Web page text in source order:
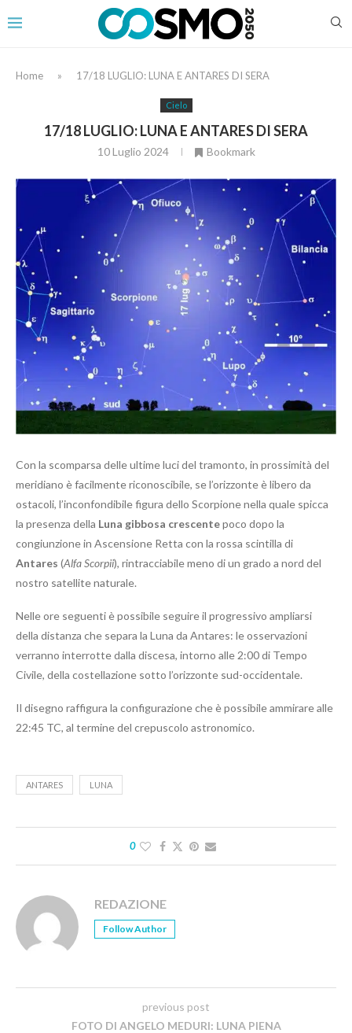
Home » 17/18 LUGLIO: LUNA E ANTARES DI SERA
Cielo
17/18 LUGLIO: LUNA E ANTARES DI SERA
10 Luglio 2024 Bookmark
Con la scomparsa delle ultime luci del tramonto, in prossimità del
meridiano è facilmente riconoscibile, se l’orizzonte è libero da
ostacoli, l’inconfondibile figura dello Scorpione nella quale spicca
la presenza della Luna gibbosa crescentepoco dopo la
congiunzione in Ascensione Retta con la rossa scintilla di
Antares (Alfa Scorpii), rintracciabile meno di un grado a nord del
nostro satellite naturale.
Nelle ore seguenti è possibile seguire il progressivo ampliarsi
della distanza che separa la Luna da Antares: le osservazioni
verranno interrotte dalla discesa, intorno alle 2:00 di Tempo
Civile, della costellazione sotto l’orizzonte sud-occidentale.
Il disegno raffigura la configurazione che è possibile ammirare alle
22:45 TC, al termine del crepuscolo astronomico.
ANTARES LUNA
0
REDAZIONE
Follow Author
previous post
FOTO DI ANGELO MEDURI: LUNA PIENA